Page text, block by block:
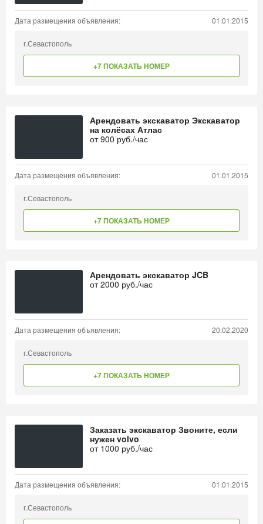
Дата размещения объявления: 01.01.2015
г.Севастополь
+7 ПОКАЗАТЬ НОМЕР
Арендовать экскаватор Экскаватор
на колёсах Атлас
от900 руб./час
Дата размещения объявления: 01.01.2015
г.Севастополь
+7 ПОКАЗАТЬ НОМЕР
Арендовать экскаватор JCB
от2000 руб./час
Дата размещения объявления: 20.02.2020
г.Севастополь
+7 ПОКАЗАТЬ НОМЕР
Заказать экскаватор Звоните, если
нужен volvo
от 1000 руб./час
Дата размещения объявления: 01.01.2015
г.Севастополь